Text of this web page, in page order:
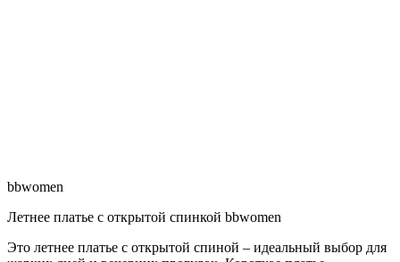
bbwomen
Летнее платье с открытой спинкой bbwomen
Это летнее платье с открытой спиной – идеальный выбор для